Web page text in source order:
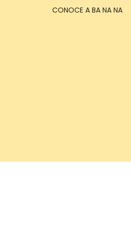
CONOCE A BA NA NA